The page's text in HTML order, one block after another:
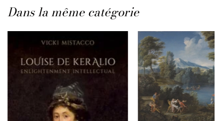
Dans la même catégorie